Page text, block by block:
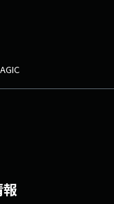
月ごとにテーマを変えて
コーナーで、遊び、競い
月～水は吉川朋江、木
くなる話題をお届けしま